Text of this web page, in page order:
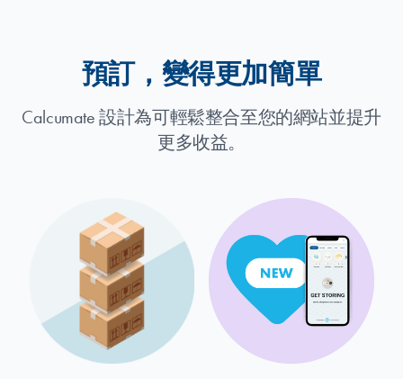
預訂，變得更加簡單
Calcumate 設計為可輕鬆整合至您的網站並提升
更多收益。